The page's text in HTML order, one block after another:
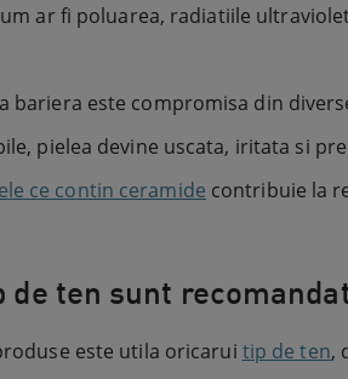
ar fi poluarea, radiatiile
bariera este compromisa din
pielea devine uscata, iritata si
ce contin ceramide contribuie la
de ten sunt
este utila oricarui tip de ten,